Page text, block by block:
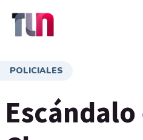
POLICIALES